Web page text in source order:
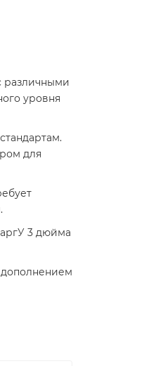
различными
уровня
для
3 дюйма